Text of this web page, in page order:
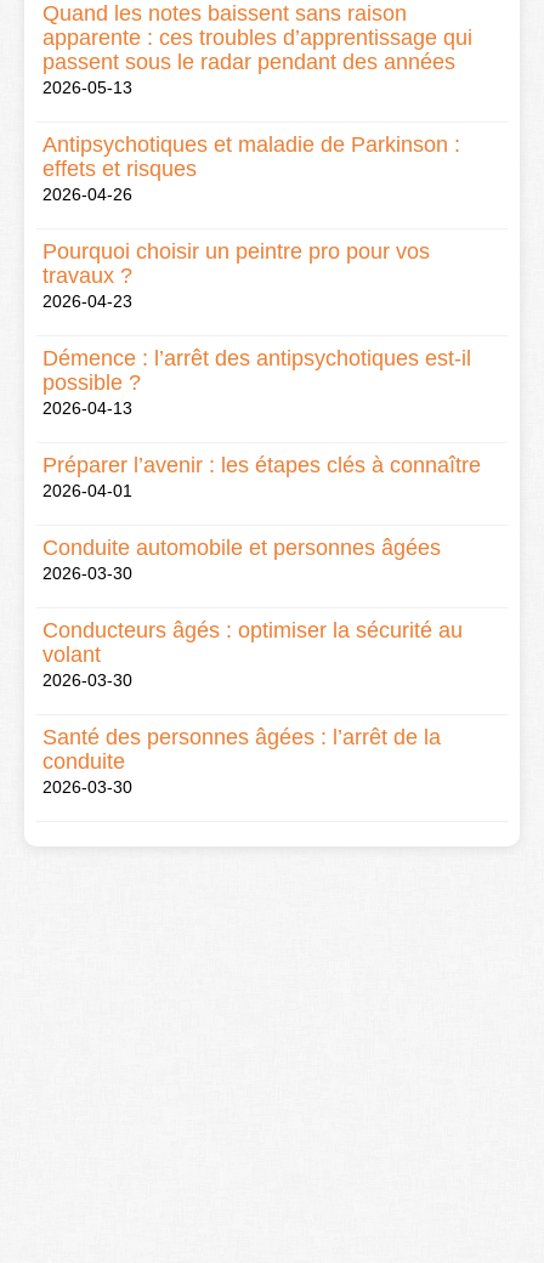
Quand les notes baissent sans raison
apparente : ces troubles d’apprentissage qui
passent sous le radar pendant des années
2026-05-13
Antipsychotiques et maladie de Parkinson :
effets et risques
2026-04-26
Pourquoi choisir un peintre pro pour vos
travaux ?
2026-04-23
Démence : l’arrêt des antipsychotiques est-il
possible ?
2026-04-13
Préparer l’avenir : les étapes clés à connaître
2026-04-01
Conduite automobile et personnes âgées
2026-03-30
Conducteurs âgés : optimiser la sécurité au
volant
2026-03-30
Santé des personnes âgées : l’arrêt de la
conduite
2026-03-30